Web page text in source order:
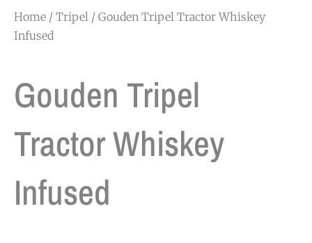
Home / Tripel / Gouden Tripel Tractor Whiskey
Infused
Gouden Tripel
Tractor Whiskey
Infused